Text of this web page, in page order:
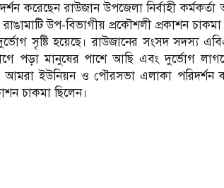
করেছেন রাউজান উপজেলা নির্বাহী কর্মকর্তা
উপ-বিভাগীয় প্রকৌশলী প্রকাশন
সৃষ্টি হয়েছে। রাউজানের সংসদ সদস্য
পড়া মানুষের পাশে আছি এবং দুর্ভোগ
আমরা ইউনিয়ন ও পৌরসভা এলাকা পরিদর্শন
চাকমা ছিলেন।